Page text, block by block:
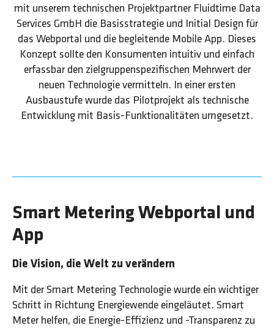
mit unserem technischen Projektpartner Fluidtime Data
Services GmbH die Basisstrategie und Initial Design für
das Webportal und die begleitende Mobile App. Dieses
Konzept sollte den Konsumenten intuitiv und einfach
erfassbar den zielgruppenspezifischen Mehrwert der
neuen Technologie vermitteln. In einer ersten
Ausbaustufe wurde das Pilotprojekt als technische
Entwicklung mit Basis-Funktionalitäten umgesetzt.
Smart Metering Webportal und
App
Die Vision, die Welt zu verändern
Mit der Smart Metering Technologie wurde ein wichtiger
Schritt in Richtung Energiewende eingeläutet. Smart
Meter helfen, die Energie-Effizienz und -Transparenz zu